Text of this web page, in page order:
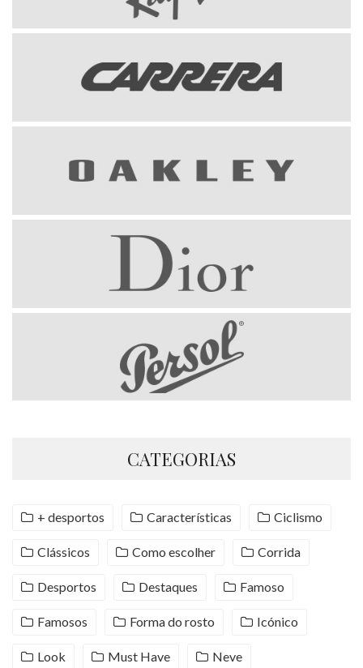
CATEGORIAS
+ desportos Características Ciclismo
Clássicos Como escolher Corrida
Desportos Destaques Famoso
Famosos Forma do rosto Icónico
Look Must Have Neve